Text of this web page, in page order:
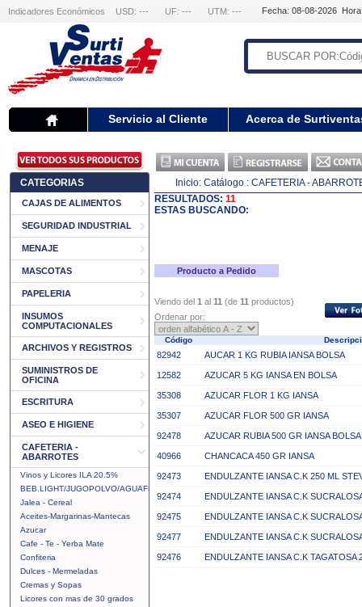
Indicadores Económicos USD: --- UF: --- UTM: --- Fecha: 08-08-2026
Servicio al Cliente Acerca de
CATEGORIAS
CAJAS DE ALIMENTOS
SEGURIDAD INDUSTRIAL
MENAJE
MASCOTAS
PAPELERIA
INSUMOS
COMPUTACIONALES
ARCHIVOS Y REGISTROS
SUMINISTROS DE
OFICINA
ESCRITURA
ASEO E HIGIENE
CAFETERIA -
ABARROTES
Vinos y Licores ILA 20.5%
BEB.LIGHT/JUGOPOLVO/AGUAFRUTAL
Jalea - Cereal
Aceites-Margarinas-Mantecas
Azucar
Cafe - Te - Yerba Mate
Confiteria
Dulces - Mermeladas
Cremas y Sopas
Licores con mas de 30 grados
Inicio: Catálogo : CAFETERIA -
RESULTADOS: 11
ESTAS BUSCANDO:
Producto a Pedido
Viendo del 1 al 11 (de 11 productos)
Ordenar por:
Código
82942 AUCAR 1 KG RUBIA IANSA BOLSA
12582 AZUCAR 5 KG IANSA EN BOLSA
35308 AZUCAR FLOR 1 KG IANSA
35307 AZUCAR FLOR 500 GR IANSA
92478 AZUCAR RUBIA 500 GR IANSA BOLSA
40966 CHANCACA 450 GR IANSA
92473 ENDULZANTE IANSA C.K 250 ML
92474 ENDULZANTE IANSA C.K
92475 ENDULZANTE IANSA C.K
92477 ENDULZANTE IANSA C.K
92476 ENDULZANTE IANSA C.K TAGATOSA